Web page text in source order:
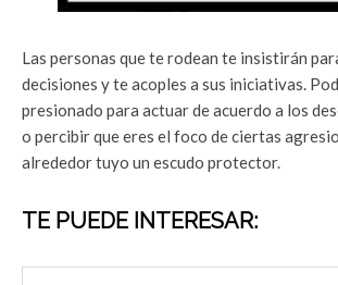
Las personas que te rodean te insistirán
decisiones y te acoples a sus iniciativas.
presionado para actuar de acuerdo a los
o percibir que eres el foco de ciertas
alrededor tuyo un escudo protector.
TE PUEDE INTERESAR: